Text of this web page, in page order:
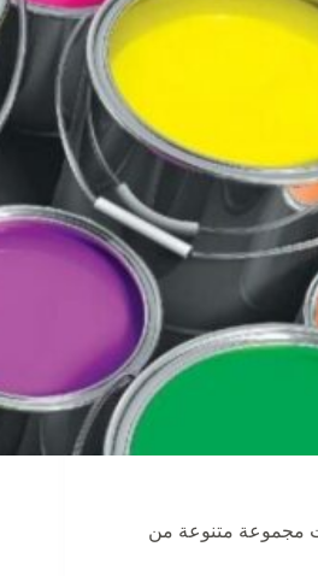
مجموعة متنوعة من